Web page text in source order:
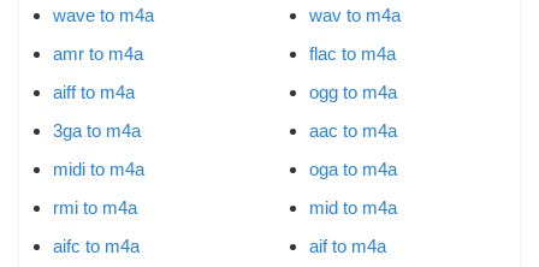
wave to m4a
amr to m4a
aiff to m4a
3ga to m4a
midi to m4a
rmi to m4a
aifc to m4a
wav to m4a
flac to m4a
ogg to m4a
aac to m4a
oga to m4a
mid to m4a
aif to m4a